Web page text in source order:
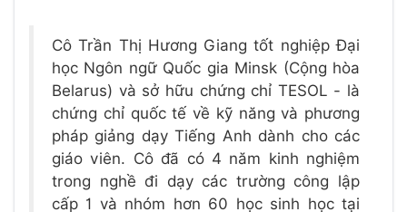
Cô Trần Thị Hương Giang tốt nghiệp Đại
học Ngôn ngữ Quốc gia Minsk (Cộng hòa
Belarus) và sở hữu chứng chỉ TESOL - là
chứng chỉ quốc tế về kỹ năng và phương
pháp giảng dạy Tiếng Anh dành cho các
giáo viên. Cô đã có 4 năm kinh nghiệm
trong nghề đi dạy các trường công lập
cấp 1 và nhóm hơn 60 học sinh học tại